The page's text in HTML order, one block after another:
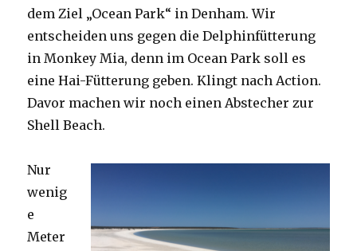
dem Ziel „Ocean Park“ in Denham. Wir
entscheiden uns gegen die Delphinfütterung
in Monkey Mia, denn im Ocean Park soll es
eine Hai-Fütterung geben. Klingt nach Action.
Davor machen wir noch einen Abstecher zur
Shell Beach.
Nur
wenig
e
Meter